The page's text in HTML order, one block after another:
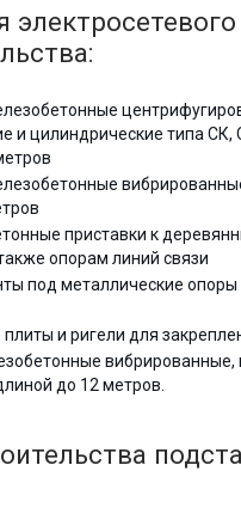
и цилиндрические типа
приставки к
опорам линий связи
под металлические опоры
и ригели для
вибрированные,
до 12 метров.